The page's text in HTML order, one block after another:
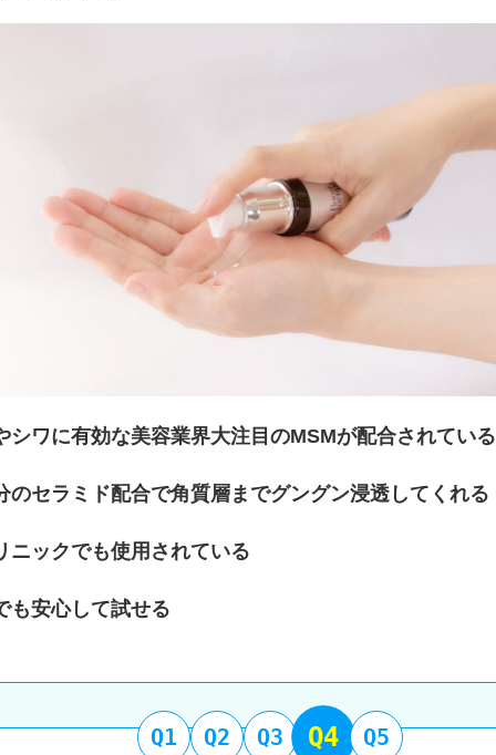
シワに有効な美容業界大注目のMSMが配合されている
のセラミド配合で角質層までグングン浸透してくれる
ニックでも使用されている
も安心して試せる
Q1 Q2 Q3 Q4 Q5